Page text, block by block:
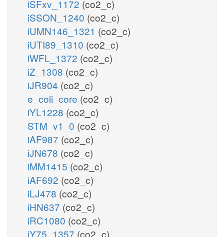
iSFxv_1172 (co2_c)
iSSON_1240 (co2_c)
iUMN146_1321 (co2_c)
iUTI89_1310 (co2_c)
iWFL_1372 (co2_c)
iZ_1308 (co2_c)
iJR904 (co2_c)
e_coli_core (co2_c)
iYL1228 (co2_c)
STM_v1_0 (co2_c)
iAF987 (co2_c)
iJN678 (co2_c)
iMM1415 (co2_c)
iAF692 (co2_c)
iLJ478 (co2_c)
iHN637 (co2_c)
iRC1080 (co2_c)
iY75_1357 (co2_c)